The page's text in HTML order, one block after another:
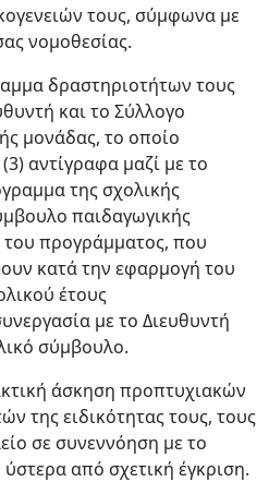
τους, σύμφωνα με
νομοθεσίας.
δραστηριοτήτων τους
και το Σύλλογο
μονάδας, το οποίο
αντίγραφα μαζί με το
της σχολικής
παιδαγωγικής
του προγράμματος, που
κατά την εφαρμογή του
έτους
με το Διευθυντή
σύμβουλο.
άσκηση προπτυχιακών
της ειδικότητας τους, τους
σε συνεννόηση με το
από σχετική έγκριση.